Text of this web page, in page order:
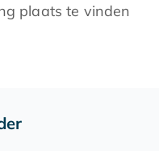
plaats te vinden